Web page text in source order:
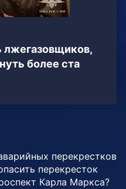
лжегазовщиков,
более ста
перекрестков
перекресток
Карла Маркса?